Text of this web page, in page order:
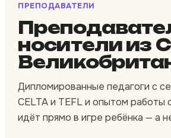
ПРЕПОДАВАТЕЛИ
носители из
Дипломированные педагоги с
CELTA и TEFL и опытом работы
идёт прямо в игре ребёнка — а